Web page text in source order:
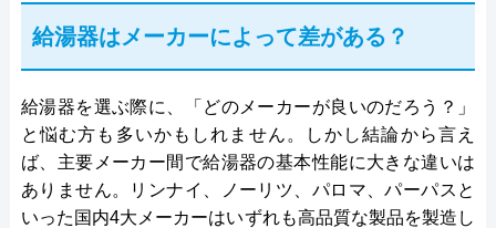
給湯器はメーカーによって差がある？
給湯器を選ぶ際に、「どのメーカーが良いのだろう？」
と悩む方も多いかもしれません。しかし結論から言え
ば、主要メーカー間で給湯器の基本性能に大きな違いは
ありません。リンナイ、ノーリツ、パロマ、パーパスと
いった国内4大メーカーはいずれも高品質な製品を製造し